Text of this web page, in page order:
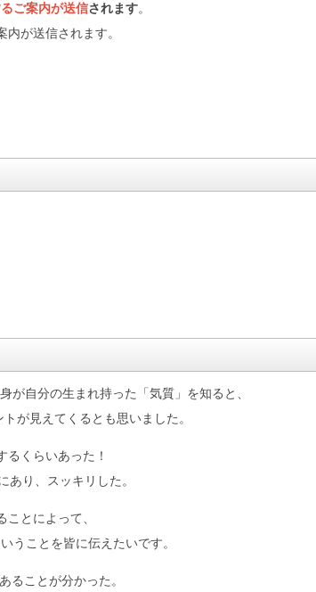
ご案内が送信されます。
が送信されます。
が自分の生まれ持った「気質」を知ると、
が見えてくるとも思いました。
くらいあった！
り、スッキリした。
とによって、
うことを皆に伝えたいです。
ることが分かった。